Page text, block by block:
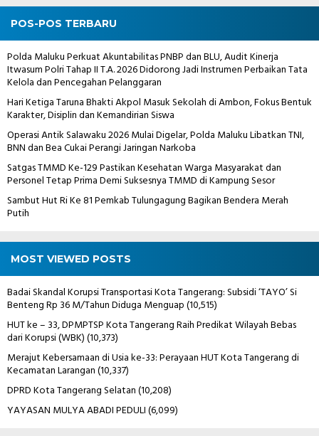
POS-POS TERBARU
Polda Maluku Perkuat Akuntabilitas PNBP dan BLU, Audit Kinerja
Itwasum Polri Tahap II T.A. 2026 Didorong Jadi Instrumen Perbaikan Tata
Kelola dan Pencegahan Pelanggaran
Hari Ketiga Taruna Bhakti Akpol Masuk Sekolah di Ambon, Fokus Bentuk
Karakter, Disiplin dan Kemandirian Siswa
Operasi Antik Salawaku 2026 Mulai Digelar, Polda Maluku Libatkan TNI,
BNN dan Bea Cukai Perangi Jaringan Narkoba
Satgas TMMD Ke-129 Pastikan Kesehatan Warga Masyarakat dan
Personel Tetap Prima Demi Suksesnya TMMD di Kampung Sesor
Sambut Hut Ri Ke 81 Pemkab Tulungagung Bagikan Bendera Merah
Putih
MOST VIEWED POSTS
Badai Skandal Korupsi Transportasi Kota Tangerang: Subsidi ‘TAYO’ Si
Benteng Rp 36 M/Tahun Diduga Menguap(10,515)
HUT ke – 33, DPMPTSP Kota Tangerang Raih Predikat Wilayah Bebas
dari Korupsi (WBK)(10,373)
Merajut Kebersamaan di Usia ke-33: Perayaan HUT Kota Tangerang di
Kecamatan Larangan(10,337)
DPRD Kota Tangerang Selatan(10,208)
YAYASAN MULYA ABADI PEDULI(6,099)